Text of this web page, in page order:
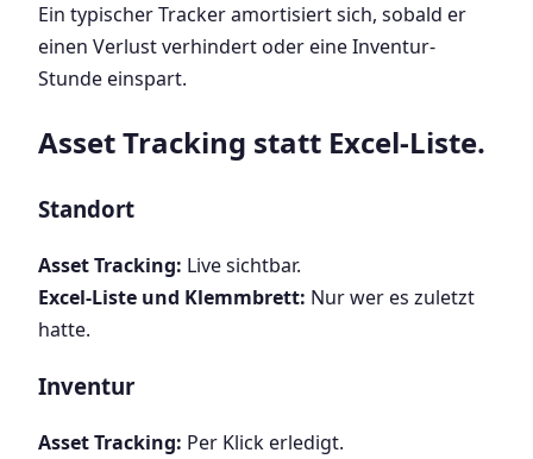
Ein typischer Tracker amortisiert sich, sobald er
einen Verlust verhindert oder eine Inventur-
Stunde einspart.
Asset Tracking statt Excel-Liste.
Standort
Asset Tracking: Live sichtbar.
Excel-Liste und Klemmbrett: Nur wer es zuletzt
hatte.
Inventur
Asset Tracking: Per Klick erledigt.